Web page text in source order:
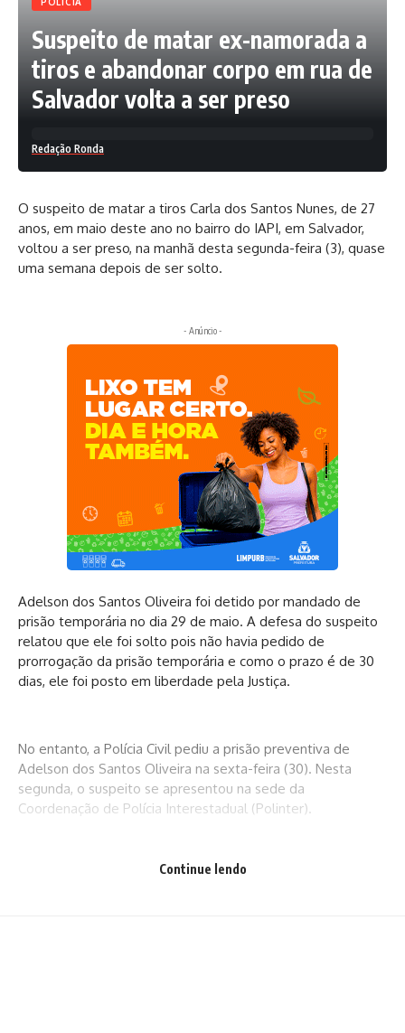
POLÍCIA
Suspeito de matar ex-namorada a
tiros e abandonar corpo em rua de
Salvador volta a ser preso
Redação Ronda
O suspeito de matar a tiros Carla dos Santos Nunes, de 27
anos, em maio deste ano no bairro do IAPI, em Salvador,
voltou a ser preso, na manhã desta segunda-feira (3), quase
uma semana depois de ser solto.
- Anúncio -
Adelson dos Santos Oliveira foi detido por mandado de
prisão temporária no dia 29 de maio. A defesa do suspeito
relatou que ele foi solto pois não havia pedido de
prorrogação da prisão temporária e como o prazo é de 30
dias, ele foi posto em liberdade pela Justiça.
No entanto, a Polícia Civil pediu a prisão preventiva de
Adelson dos Santos Oliveira na sexta-feira (30). Nesta
segunda, o suspeito se apresentou na sede da
Coordenação de Polícia Interestadual (Polinter).
Antes de ser solto, a defesa de Adelson Oliveira afirmava
Continue lendo